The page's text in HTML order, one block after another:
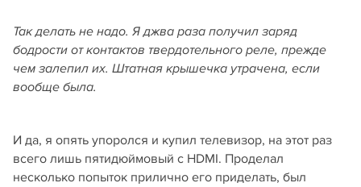
Так делать не надо. Я джва раза получил заряд
бодрости от контактов твердотельного реле, прежде
чем залепил их. Штатная крышечка утрачена, если
вообще была.
И да, я опять упоролся и купил телевизор, на этот раз
всего лишь пятидюймовый с HDMI. Проделал
несколько попыток прилично его приделать, был